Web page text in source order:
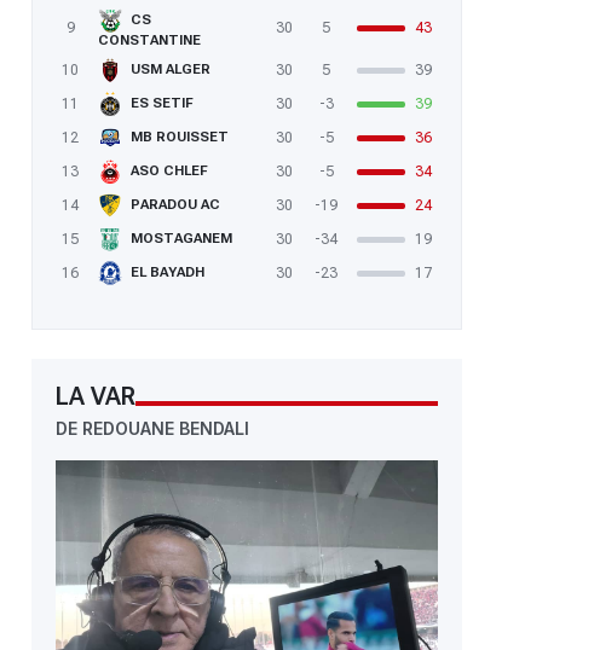
9
CS
CONSTANTINE
30 5 43
10 USM ALGER 30 5
39
11
ES SETIF 30 -3
39
12
MB ROUISSET 30 -5
36
13
ASO CHLEF 30 -5
34
14
PARADOU AC 30 -19
24
15
MOSTAGANEM 30 -34
19
16
EL BAYADH 30 -23 17
LA VAR
DE REDOUANE BENDALI